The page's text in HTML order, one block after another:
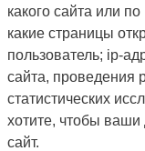
какого сайта или
какие страницы
пользователь; ip-
сайта, проведения
статистических
хотите, чтобы
сайт.